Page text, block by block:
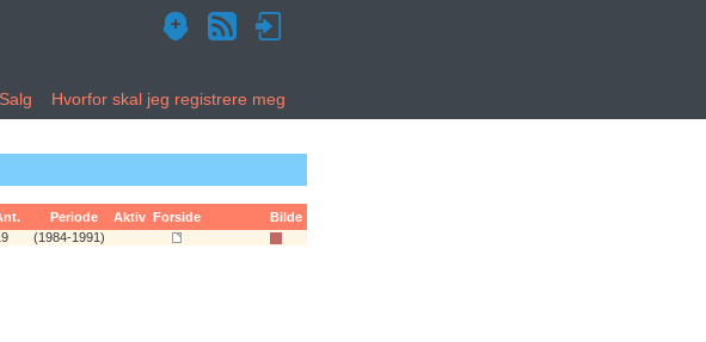
Hvorfor skal jeg registrere meg
Periode Aktiv Forside
Bilde
(1984-1991)